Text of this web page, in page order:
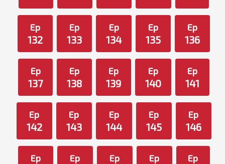
Ep
132
Ep
133
Ep
134
Ep
135
Ep
136
Ep
137
Ep
138
Ep
139
Ep
140
Ep
141
Ep
142
Ep
143
Ep
144
Ep
145
Ep
146
Ep Ep Ep Ep Ep